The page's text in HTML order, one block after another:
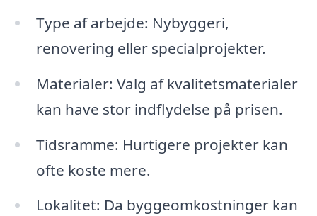
Type af arbejde: Nybyggeri,
renovering eller specialprojekter.
Materialer: Valg af kvalitetsmaterialer
kan have stor indflydelse på prisen.
Tidsramme: Hurtigere projekter kan
ofte koste mere.
Lokalitet: Da byggeomkostninger kan